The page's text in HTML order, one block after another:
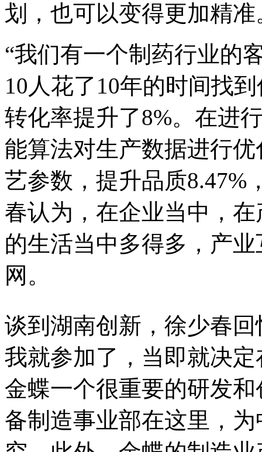
划，也可以变得更加精准
“我们有一个制药行业的
10人花了10年的时间找
转化率提升了8%。在进
能算法对生产数据进行
艺参数，提升品质8.47%
春认为，在企业当中，
的生活当中多得多，产
网。
谈到湖南创新，徐少春
我就参加了，当即就决
金蝶一个很重要的研发
备制造事业部在这里，